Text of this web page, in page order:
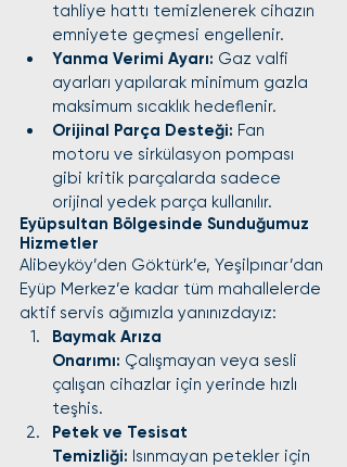
tahliye hattı temizlenerek cihazın
emniyete geçmesi engellenir.
Yanma Verimi Ayarı: Gaz valfi
ayarları yapılarak minimum gazla
maksimum sıcaklık hedeflenir.
Orijinal Parça Desteği: Fan
motoru ve sirkülasyon pompası
gibi kritik parçalarda sadece
orijinal yedek parça kullanılır.
Eyüpsultan Bölgesinde Sunduğumuz
Hizmetler
Alibeyköy’den Göktürk’e, Yeşilpınar’dan
Eyüp Merkez’e kadar tüm mahallelerde
aktif servis ağımızla yanınızdayız:
Baymak Arıza
Onarımı: Çalışmayan veya sesli
çalışan cihazlar için yerinde hızlı
teşhis.
Petek ve Tesisat
Temizliği: Isınmayan petekler için